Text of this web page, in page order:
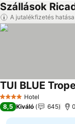
Szállások
A jutalékfizetés
4 KategóriaHotel
TUI BLUE
8,5 Kiváló 645